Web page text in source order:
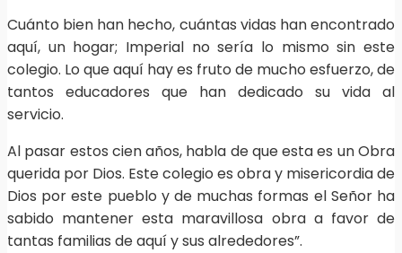
Cuánto bien han hecho, cuántas vidas han encontrado
aquí, un hogar; Imperial no sería lo mismo sin este
colegio. Lo que aquí hay es fruto de mucho esfuerzo, de
tantos educadores que han dedicado su vida al
servicio.
Al pasar estos cien años, habla de que esta es un Obra
querida por Dios. Este colegio es obra y misericordia de
Dios por este pueblo y de muchas formas el Señor ha
sabido mantener esta maravillosa obra a favor de
tantas familias de aquí y sus alrededores”.